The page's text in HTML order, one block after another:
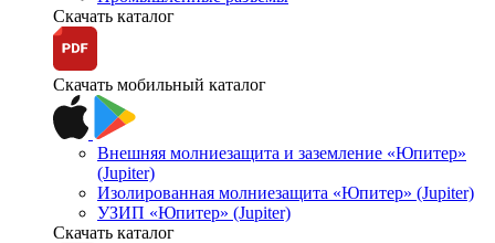
Скачать каталог
Скачать мобильный каталог
Внешняя молниезащита и заземление «Юпитер»
(Jupiter)
Изолированная молниезащита «Юпитер» (Jupiter)
УЗИП «Юпитер» (Jupiter)
Скачать каталог